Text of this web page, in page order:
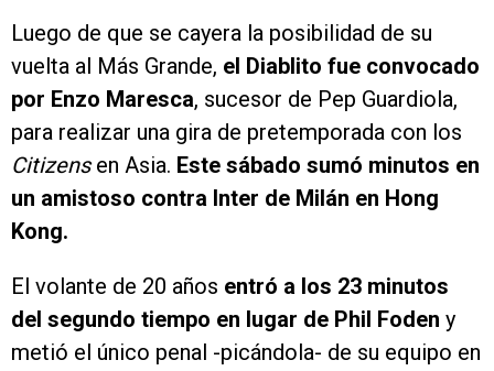
Luego de que se cayera la posibilidad de su
vuelta al Más Grande, el Diablito fue convocado
por Enzo Maresca, sucesor de Pep Guardiola,
para realizar una gira de pretemporada con los
Citizensen Asia. Este sábado sumó minutos en
un amistoso contra Inter de Milán en Hong
Kong.
El volante de 20 años entró a los 23 minutos
del segundo tiempo en lugar de Phil Foden y
metió el único penal -picándola- de su equipo en